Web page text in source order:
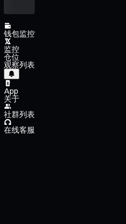
钱包监控
监控
仓位
观察列表
App
关于
社群列表
在线客服